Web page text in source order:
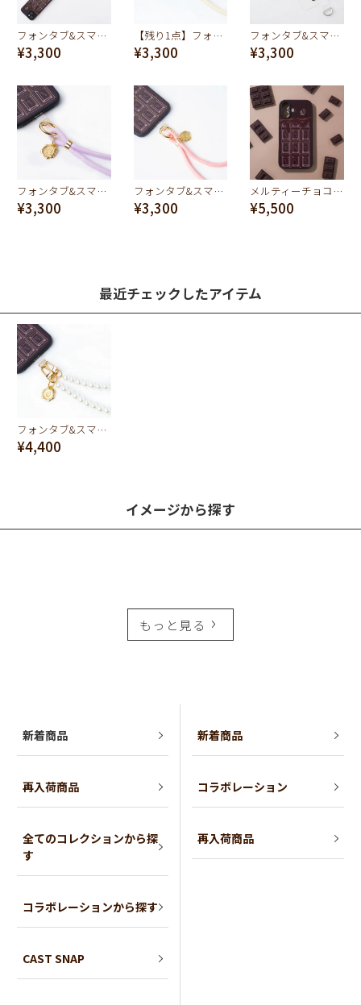
フォンタブ&スマホショルダー（ブラック）
¥3,300
【残り1点】フォンタブ&スマホショルダー（ライトイエロー）
¥3,300
フォンタブ&スマホショルダー（ワインレッド）
¥3,300
フォンタブ&スマホショルダー（ライトパープル）
¥3,300
フォンタブ&スマホショルダー（ライトピンク）
¥3,300
メルティーチョコレート ハードガラスケース-iPhone17
¥5,500
最近チェックしたアイテム
フォンタブ&スマホショルダー（パール）
¥4,400
イメージから探す
もっと見る
新着商品
再入荷商品
全てのコレクションから探
す
コラボレーションから探す
CAST SNAP
新着商品
コラボレーション
再入荷商品